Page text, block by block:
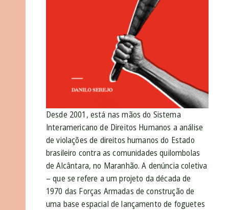
Desde 2001, está nas mãos do Sistema
Interamericano de Direitos Humanos a análise
de violações de direitos humanos do Estado
brasileiro contra as comunidades quilombolas
de Alcântara, no Maranhão. A denúncia coletiva
– que se refere a um projeto da década de
1970 das Forças Armadas de construção de
uma base espacial de lançamento de foguetes